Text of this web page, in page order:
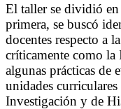
El taller se dividió
primera, se buscó
docentes respecto a
críticamente como la
algunas prácticas de
unidades
Investigación y de